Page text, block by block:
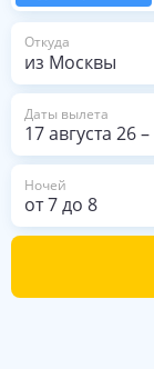
Откуда
из Москвы
Даты вылета
17 августа 26–
Ночей
от7до 8